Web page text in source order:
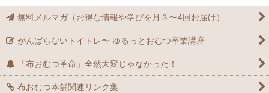
無料メルマガ（お得な情報や学びを月３〜4回お届け）
がんばらないトイトレ〜 ゆるっとおむつ卒業講座
「布おむつ革命」全然大変じゃなかった！
布おむつ本舗関連リンク集